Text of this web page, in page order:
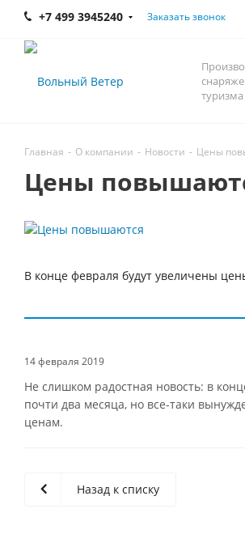
+7 499 3945240 Заказать звонок
Главная - О компании - Новости - Цены
Цены
В конце февраля будут увеличены
14 февраля 2019
Не слишком радостная новость: в
почти два месяца, но все-таки
ценам.
Назад к списку